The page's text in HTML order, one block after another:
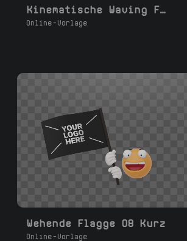
Kinematische Waving Flag mit Textur
Online-Vorlage
Wehende Flagge 08 Kurz
Online-Vorlage